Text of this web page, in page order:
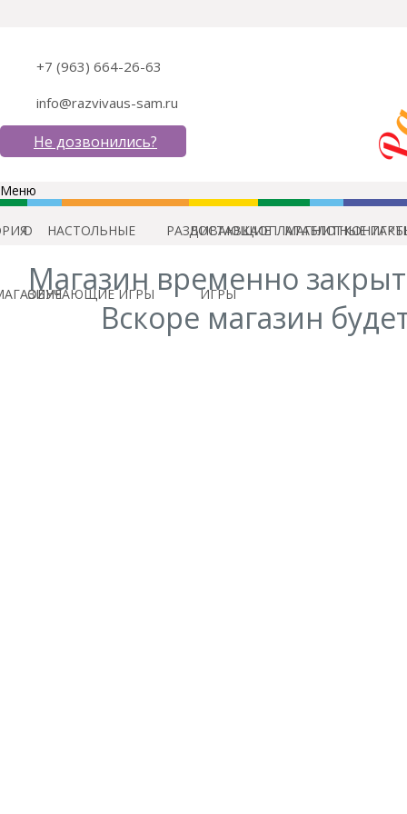
+7 (963) 664-26-63
info@razvivaus-sam.ru
Не дозвонились?
Меню
О НАСТОЛЬНЫЕ
ОБУЧАЮЩИЕ ИГРЫ
РАЗВИВАЮЩИЕ
ИГРЫ
МАГНИТНЫЕ ИГРЫ
ДОСТАВКАОПЛАТАБЛОГ
Магазин временно
Вскоре магазин